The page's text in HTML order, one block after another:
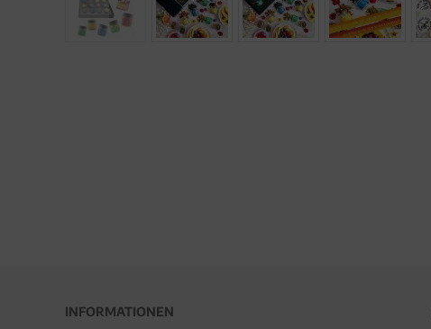
INFORMATIONEN